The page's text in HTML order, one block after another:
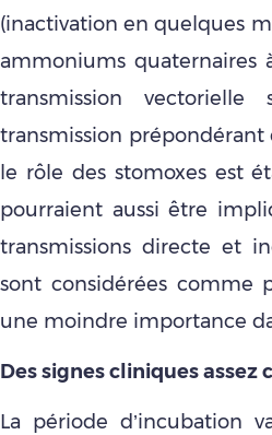
(inactivation en quelques
ammoniums quaternaires
transmission
transmission prépondérant
le rôle des stomoxes est
pourraient aussi être
transmissions directe et
sont considérées comme
une moindre importance
Des signes cliniques assez
La période d’incubation